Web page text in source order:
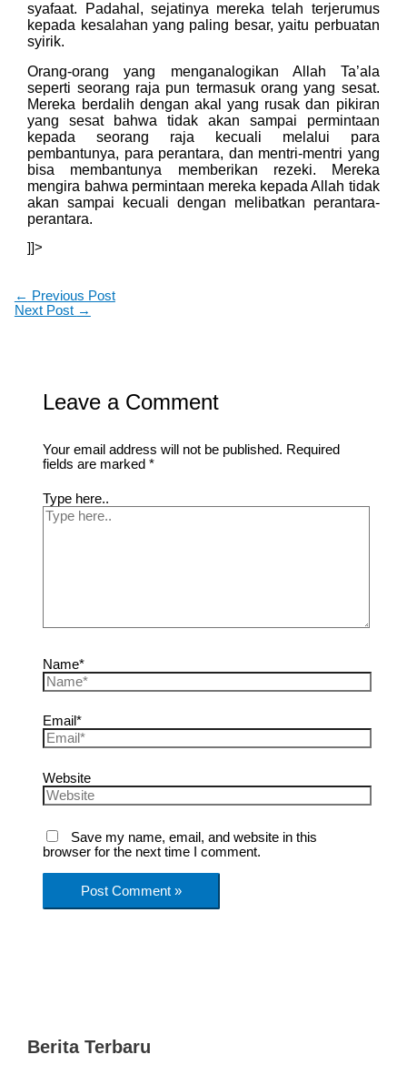
syafaat. Padahal, sejatinya mereka telah terjerumus
kepada kesalahan yang paling besar, yaitu perbuatan
syirik.
Orang-orang yang menganalogikan Allah Ta’ala
seperti seorang raja pun termasuk orang yang sesat.
Mereka berdalih dengan akal yang rusak dan pikiran
yang sesat bahwa tidak akan sampai permintaan
kepada seorang raja kecuali melalui para
pembantunya, para perantara, dan mentri-mentri yang
bisa membantunya memberikan rezeki. Mereka
mengira bahwa permintaan mereka kepada Allah tidak
akan sampai kecuali dengan melibatkan perantara-
perantara.
]]>
← Previous Post
Next Post →
Leave a Comment
Your email address will not be published. Required
fields are marked*
Type here..
Name*
Email*
Website
Save my name, email, and website in this
browser for the next time I comment.
Berita Terbaru